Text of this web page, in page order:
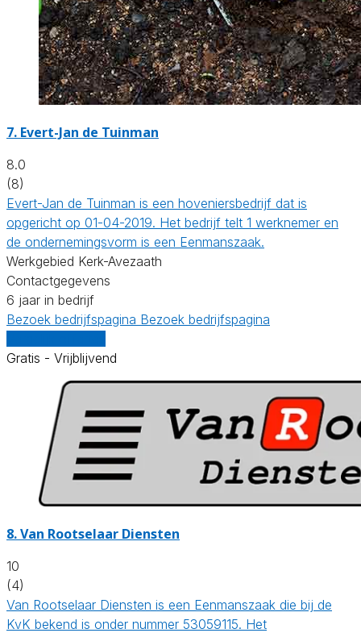
7. Evert-Jan de Tuinman
8.0
(8)
Evert-Jan de Tuinman is een hoveniersbedrijf dat is
opgericht op 01-04-2019. Het bedrijf telt 1 werknemer en
de ondernemingsvorm is een Eenmanszaak.
Werkgebied Kerk-Avezaath
Contactgegevens
6 jaar in bedrijf
Bezoek bedrijfspagina Bezoek bedrijfspagina
Gratis - Vrijblijvend
8.Van Rootselaar Diensten
10
(4)
Van Rootselaar Diensten is een Eenmanszaak die bij de
KvK bekend is onder nummer 53059115. Het